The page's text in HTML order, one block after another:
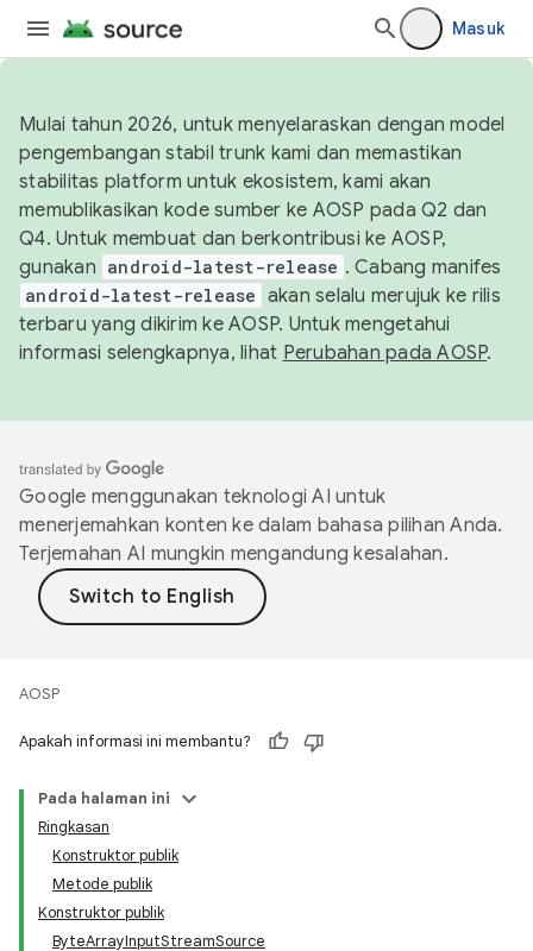
Masuk
Mulai tahun 2026, untuk menyelaraskan dengan model
pengembangan stabil trunk kami dan memastikan
stabilitas platform untuk ekosistem, kami akan
memublikasikan kode sumber ke AOSP pada Q2 dan
Q4. Untuk membuat dan berkontribusi ke AOSP,
gunakan android-latest-release . Cabang manifes
android-latest-release akan selalu merujuk ke rilis
terbaru yang dikirim ke AOSP. Untuk mengetahui
informasi selengkapnya, lihat Perubahan pada AOSP.
Google menggunakan teknologi AI untuk
menerjemahkan konten ke dalam bahasa pilihan Anda.
Terjemahan AI mungkin mengandung kesalahan.
AOSP
Apakah informasi ini membantu?
Pada halaman ini
Ringkasan
Konstruktor publik
Metode publik
Konstruktor publik
ByteArrayInputStreamSource